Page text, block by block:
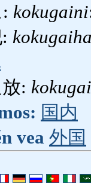
kokugaini
:
国内
vea 外国